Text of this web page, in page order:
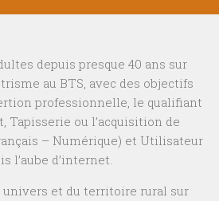
depuis presque 40 ans sur
au BTS, avec des objectifs
professionnelle, le qualifiant
Tapisserie ou l’acquisition de
– Numérique) et Utilisateur
l’aube d’internet.
univers et du territoire rural sur